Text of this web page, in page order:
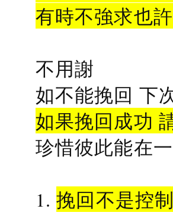
有時不強求也
不用謝
如不能挽回 下
如果挽回成功
珍惜彼此能在
1.挽回不是控制